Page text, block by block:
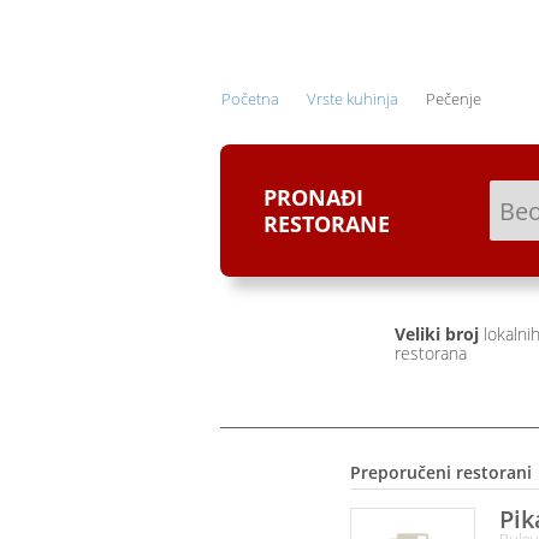
Početna Vrste kuhinja Pečenje
PRONAĐI
RESTORANE
Veliki brojlokalnih
restorana
Preporučeni restorani